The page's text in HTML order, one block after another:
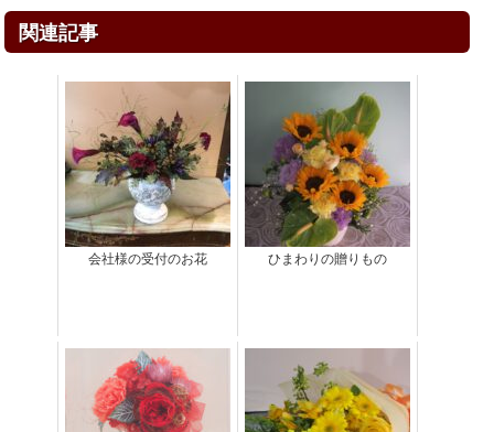
関連記事
会社様の受付のお花 ひまわりの贈りもの